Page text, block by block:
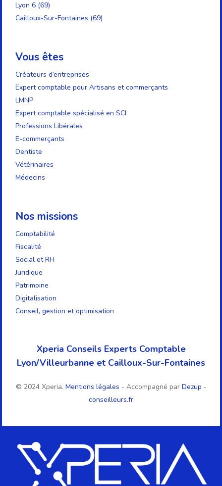
Lyon 6 (69)
Cailloux-Sur-Fontaines (69)
Vous êtes
Créateurs d’entreprises
Expert comptable pour Artisans et commerçants
LMNP
Expert comptable spécialisé en SCI
Professions Libérales
E-commerçants
Dentiste
Vétérinaires
Médecins
Nos missions
Comptabilité
Fiscalité
Social et RH
Juridique
Patrimoine
Digitalisation
Conseil, gestion et optimisation
Xperia Conseils Experts Comptable
Lyon/Villeurbanne et Cailloux-Sur-Fontaines
© 2024 Xperia. Mentions légales - Accompagné par Dezup -
conseilleurs.fr